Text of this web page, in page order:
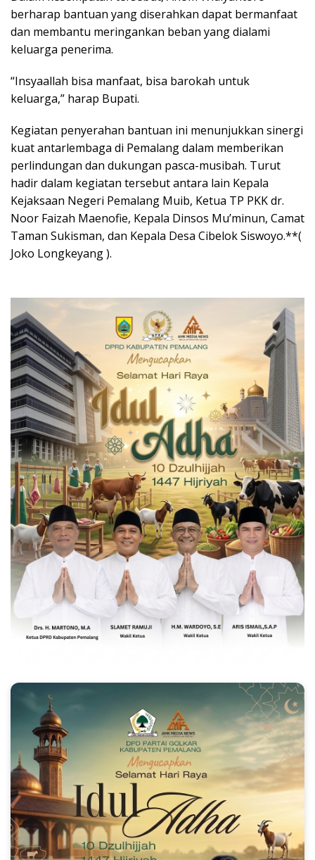
berharap bantuan yang diserahkan dapat bermanfaat
dan membantu meringankan beban yang dialami
keluarga penerima.
“Insyaallah bisa manfaat, bisa barokah untuk
keluarga,” harap Bupati.
Kegiatan penyerahan bantuan ini menunjukkan sinergi
kuat antarlembaga di Pemalang dalam memberikan
perlindungan dan dukungan pasca-musibah. Turut
hadir dalam kegiatan tersebut antara lain Kepala
Kejaksaan Negeri Pemalang Muib, Ketua TP PKK dr.
Noor Faizah Maenofie, Kepala Dinsos Mu’minun, Camat
Taman Sukisman, dan Kepala Desa Cibelok Siswoyo.**(
Joko Longkeyang ).